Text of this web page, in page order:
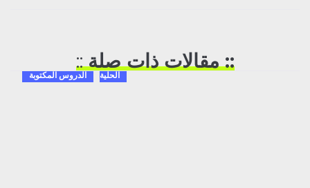
:: مقالات ذات صلة::
الحلية الدروس المكتوبة